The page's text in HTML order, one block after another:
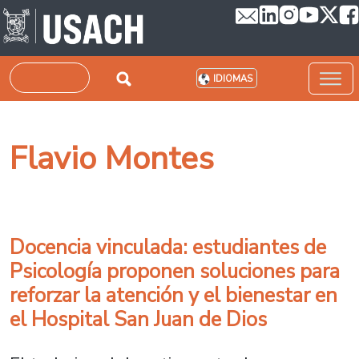
Pasar al contenido principal
Buscar IDIOMAS
Flavio Montes
Docencia vinculada: estudiantes de
Psicología proponen soluciones para
reforzar la atención y el bienestar en
el Hospital San Juan de Dios